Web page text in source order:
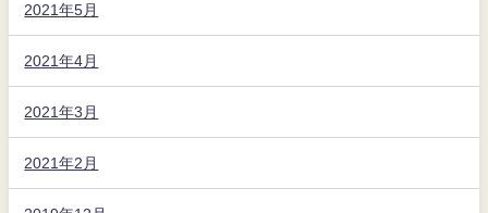
2021年5月
2021年4月
2021年3月
2021年2月